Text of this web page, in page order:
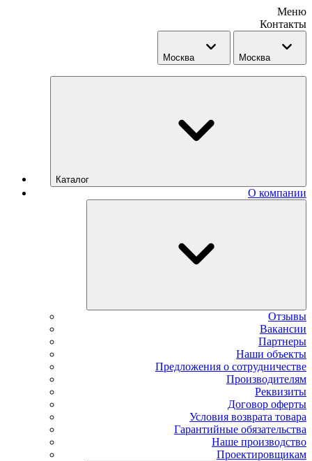
Меню
Контакты
Москва Москва
Каталог
О компании
Отзывы
Вакансии
Партнеры
Наши объекты
Предложения о сотрудничестве
Производителям
Реквизиты
Договор оферты
Условия возврата товара
Гарантийные обязательства
Наше производство
Проектировщикам